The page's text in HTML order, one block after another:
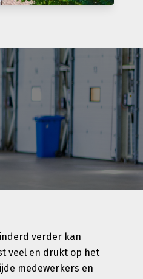
verder kan
veel en drukt op het
medewerkers en